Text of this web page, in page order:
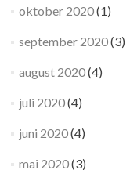
oktober 2020(1)
september 2020(3)
august 2020(4)
juli 2020(4)
juni 2020(4)
mai 2020(3)